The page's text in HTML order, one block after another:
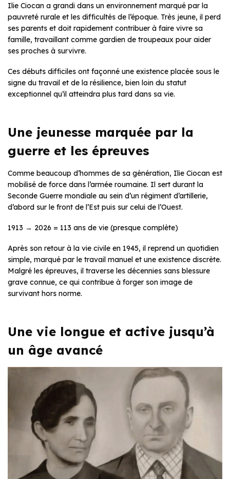
Ilie Ciocan a grandi dans un environnement marqué par la
pauvreté rurale et les difficultés de l’époque. Très jeune, il perd
ses parents et doit rapidement contribuer à faire vivre sa
famille, travaillant comme gardien de troupeaux pour aider
ses proches à survivre.
Ces débuts difficiles ont façonné une existence placée sous le
signe du travail et de la résilience, bien loin du statut
exceptionnel qu’il atteindra plus tard dans sa vie.
Une jeunesse marquée par la
guerre et les épreuves
Comme beaucoup d’hommes de sa génération, Ilie Ciocan est
mobilisé de force dans l’armée roumaine. Il sert durant la
Seconde Guerre mondiale au sein d’un régiment d’artillerie,
d’abord sur le front de l’Est puis sur celui de l’Ouest.
1913 → 2026 = 113 ans de vie (presque complète)
Après son retour à la vie civile en 1945, il reprend un quotidien
simple, marqué par le travail manuel et une existence discrète.
Malgré les épreuves, il traverse les décennies sans blessure
grave connue, ce qui contribue à forger son image de
survivant hors norme.
Une vie longue et active jusqu’à
un âge avancé